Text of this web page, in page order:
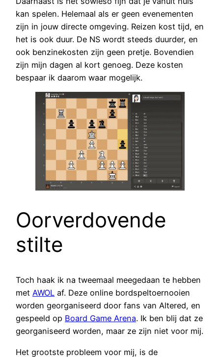
kan spelen. Helemaal als er geen evenementen
zijn in jouw directe omgeving. Reizen kost tijd, en
het is ook duur. De NS wordt steeds duurder, en
ook benzinekosten zijn geen pretje. Bovendien
zijn mijn dagen al kort genoeg. Deze kosten
bespaar ik daarom waar mogelijk.
Oorverdovende
stilte
Toch haak ik na tweemaal meegedaan te hebben
met AWOL af. Deze online bordspeltoernooien
worden georganiseerd door fans van Altered, en
gespeeld op Board Game Arena. Ik ben blij dat ze
georganiseerd worden, maar ze zijn niet voor mij.
Het grootste probleem voor mij, is de